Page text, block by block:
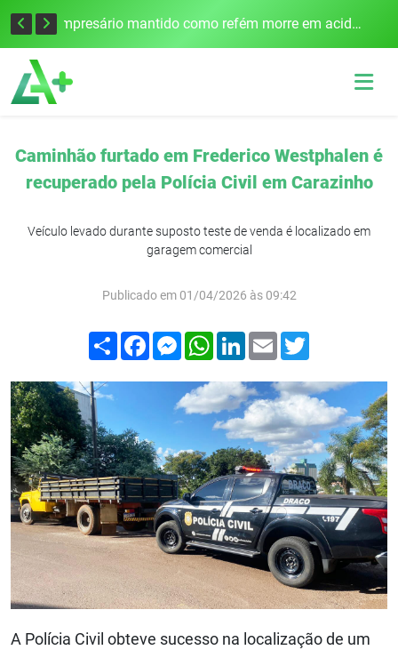
Edital para construção de ponte entre Itapiranga e Barra do Guarita deve ser lançado no segundo semestre Empresário mantido como refém morre em acidente após assalto em Cerro Largo
Caminhão furtado em Frederico Westphalen é
recuperado pela Polícia Civil em Carazinho
Veículo levado durante suposto teste de venda é localizado em
garagem comercial
Publicado em 01/04/2026 às 09:42
Compartilhar
FacebookMessenger
WhatsApp
LinkedIn
Email
A Polícia Civil obteve sucesso na localização de um